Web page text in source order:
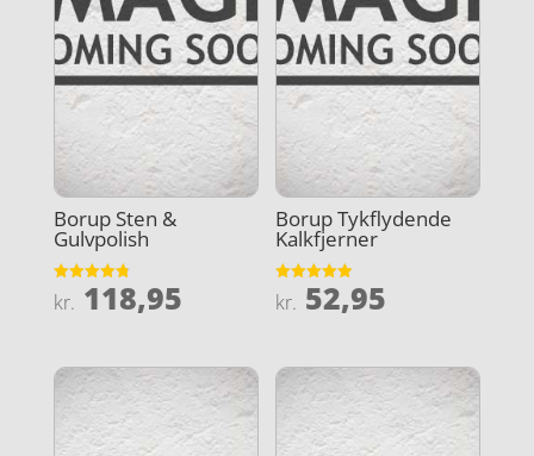
Borup Sten &
Gulvpolish
Vurderet
4.8
kr. 118,95
Borup Tykflydende
Kalkfjerner
Vurderet
4.9
kr. 52,95